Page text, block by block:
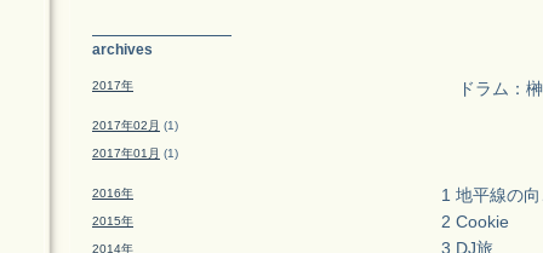
ドラム：
1 地平線の
2 Cookie
3 DJ旅
archives
2017年
2017年02月 (1)
2017年01月 (1)
2016年
2015年
2014年